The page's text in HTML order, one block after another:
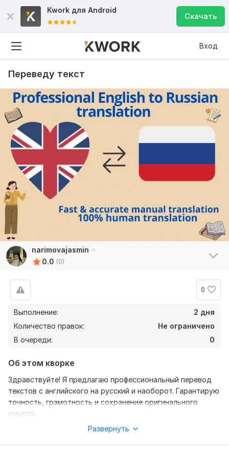
Kwork для Android
Скачать
Вход
Переведу текст
narimovajasmin
0.0 (0)
0
Выполнение:
2 дня
Количество правок:
Не ограничено
В очереди:
0
Об этом кворке
Здравствуйте! Я предлагаю профессиональный перевод
текстов с английского на русский и наоборот. Гарантирую
точность, грамотность и сохранение оригинального
смысла.
Статьи и блоги
Развернуть